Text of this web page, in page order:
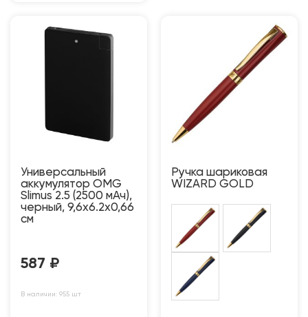
Универсальный
аккумулятор OMG
Slimus 2.5 (2500 мАч),
черный, 9,6х6.2х0,66
см
587 ₽
В наличии: 955 шт
Ручка шариковая
WIZARD GOLD